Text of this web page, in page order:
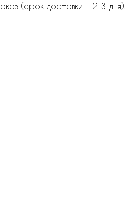
(срок доставки - 2-3 дня).